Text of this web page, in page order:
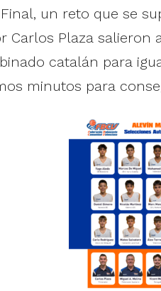
un reto que se
Carlos Plaza
catalán para
minutos para